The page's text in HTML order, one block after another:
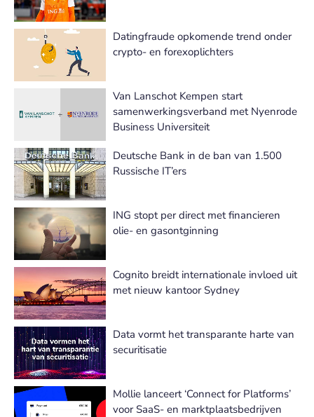
Datingfraude opkomende trend onder
crypto- en forexoplichters
Van Lanschot Kempen start
samenwerkingsverband met Nyenrode
Business Universiteit
Deutsche Bank in de ban van 1.500
Russische IT’ers
ING stopt per direct met financieren
olie- en gasontginning
Cognito breidt internationale invloed uit
met nieuw kantoor Sydney
Data vormt het transparante harte van
securitisatie
Mollie lanceert ‘Connect for Platforms’
voor SaaS- en marktplaatsbedrijven